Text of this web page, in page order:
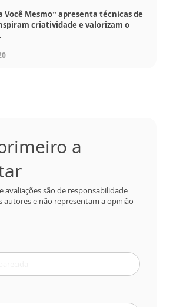
Você Mesmo” apresenta técnicas de
criatividade e valorizam o
a
avaliações são de responsabilidade
autores e não representam a opinião